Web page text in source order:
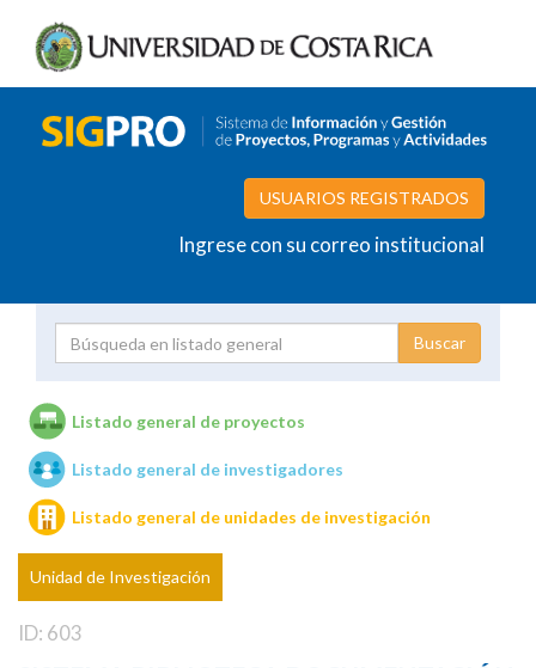
USUARIOS REGISTRADOS
Ingrese con su correo institucional
Unidades de investigación
Listado general de proyectos
Listado general de investigadores
Listado general de unidades de investigación
Unidad de Investigación
ID: 603